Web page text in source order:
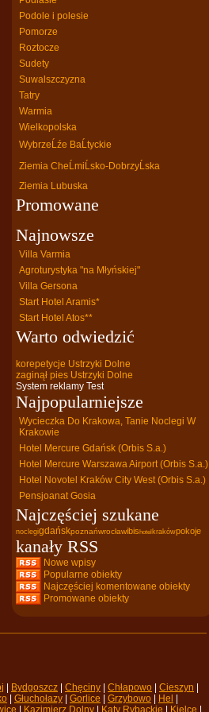
Podole i polesie
Pomorze
Roztocze
Sudety
Suwalszczyzna
Tatry
Warmia
Wielkopolska
WybrzeĹźe BaĹtyckie
Ziemia CheĹmiĹsko-DobrzyĹska
Ziemia Lubuska
Promowane
Najnowsze
Villa Varmia
Agroturystyka "na Młyńskiej"
Villa Gersona
Start Hotel Aramis*
Start Hotel Atos**
Warto odwiedzić
korepetycje Ustrzyki Dolne
zaginął pies Ustrzyki Dolne
System reklamy Test
Najpopularniejsze
Wycieczka Do Krakowa, Tanie Noclegi W
Krakowie
Hotel Mercure Gdańsk (Orbis S.a.)
Hotel Mercure Warszawa Airport (Orbis S.a.)
Hotel Novotel Kraków City West (Orbis S.a.)
Pensjoanat Gosia
Najczęściej szukane
noclegigdańskpoznańwrocławibis hotel krakówpokoje
kanały RSS
Nowe wpisy
Popularne obiekty
Najczęściej komentowane obiekty
Promowane obiekty
Bydgoszcz Chęciny Chłapowo Cieszyn
Głuchołazy Gorlice Grzybowo Hel
Kazimierz Dolny Kąty Rybackie Kielce